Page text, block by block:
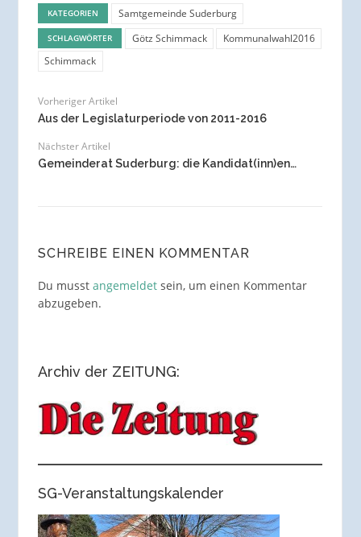
KATEGORIEN Samtgemeinde Suderburg
SCHLAGWÖRTER Götz Schimmack
Kommunalwahl2016
Schimmack
Vorheriger Artikel
Aus der Legislaturperiode von 2011-2016
Nächster Artikel
Gemeinderat Suderburg: die Kandidat(inn)en…
SCHREIBE EINEN KOMMENTAR
Du musst angemeldetsein, um einen Kommentar
abzugeben.
Archiv der ZEITUNG:
SG-Veranstaltungskalender